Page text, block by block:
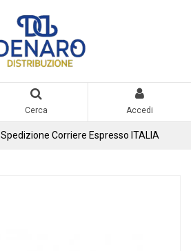
Cerca Accedi
Spedizione Corriere Espresso ITALIA